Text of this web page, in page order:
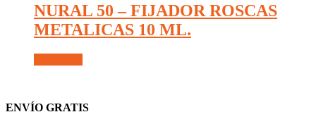
NURAL 50 – FIJADOR ROSCAS
METALICAS 10 ML.
ENVÍO GRATIS